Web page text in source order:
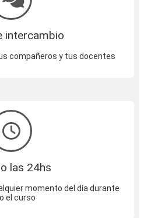
intercambio
compañeros y tus docentes
las 24hs
momento del día durante
el curso